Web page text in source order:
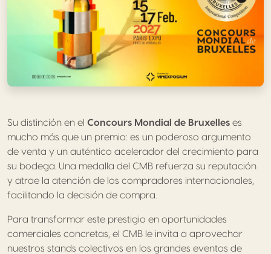
Su distinción en el Concours Mondial de Bruxelles es
mucho más que un premio: es un poderoso argumento
de venta y un auténtico acelerador del crecimiento para
su bodega. Una medalla del CMB refuerza su reputación
y atrae la atención de los compradores internacionales,
facilitando la decisión de compra.
Para transformar este prestigio en oportunidades
comerciales concretas, el CMB le invita a aprovechar
nuestros stands colectivos en los grandes eventos de